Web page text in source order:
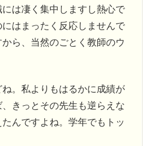
は凄く集中しますし熱心で
はまったく反応しませんで
ら、当然のごとく教師のウ
。私よりもはるかに成績が
きっとその先生も逆らえな
んですよね。学年でもトッ